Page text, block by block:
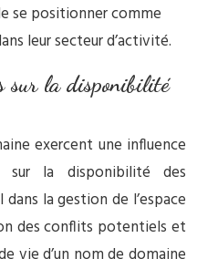
se positionner comme
leur secteur d’activité.
sur la disponibilité
exercent une influence
sur la disponibilité des
la gestion de l’espace
des conflits potentiels et
vie d’un nom de domaine